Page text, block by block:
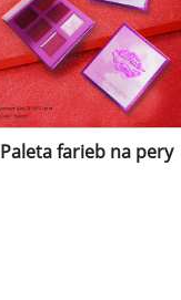
Paleta farieb na pery